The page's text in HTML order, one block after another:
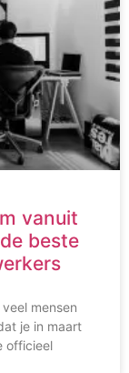
vanuit
beste
mensen
je in maart
officieel